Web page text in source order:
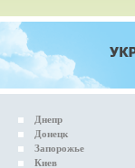
Днепр
Донецк
Запорожье
Киев